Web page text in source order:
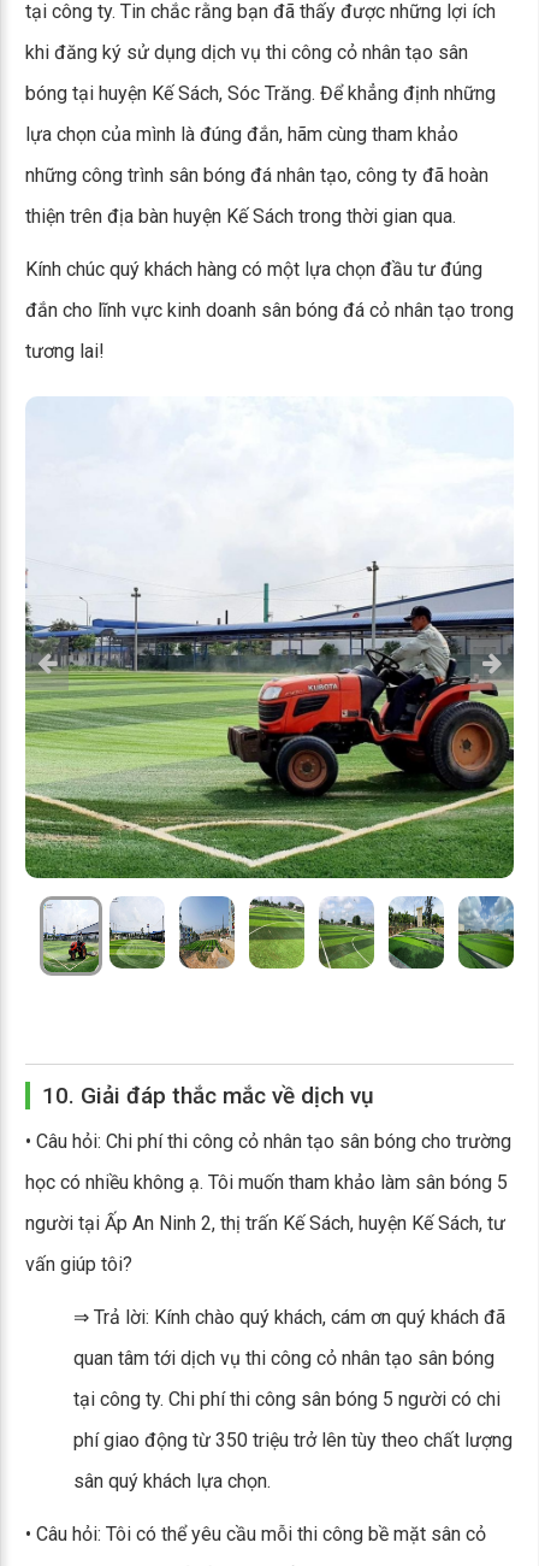
tại công ty. Tin chắc rằng bạn đã thấy được những lợi ích
khi đăng ký sử dụng dịch vụ thi công cỏ nhân tạo sân
bóng tại huyện Kế Sách, Sóc Trăng. Để khẳng định những
lựa chọn của mình là đúng đắn, hãm cùng tham khảo
những công trình sân bóng đá nhân tạo, công ty đã hoàn
thiện trên địa bàn huyện Kế Sách trong thời gian qua.
Kính chúc quý khách hàng có một lựa chọn đầu tư đúng
đắn cho lĩnh vực kinh doanh sân bóng đá cỏ nhân tạo trong
tương lai!
10. Giải đáp thắc mắc về dịch vụ
• Câu hỏi: Chi phí thi công cỏ nhân tạo sân bóng cho trường
học có nhiều không ạ. Tôi muốn tham khảo làm sân bóng 5
người tại Ấp An Ninh 2, thị trấn Kế Sách, huyện Kế Sách, tư
vấn giúp tôi?
⇒ Trả lời: Kính chào quý khách, cám ơn quý khách đã
quan tâm tới dịch vụ thi công cỏ nhân tạo sân bóng
tại công ty. Chi phí thi công sân bóng 5 người có chi
phí giao động từ 350 triệu trở lên tùy theo chất lượng
sân quý khách lựa chọn.
• Câu hỏi: Tôi có thể yêu cầu mỗi thi công bề mặt sân cỏ